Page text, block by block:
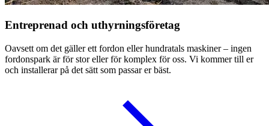
Entreprenad och uthyrningsföretag
Oavsett om det gäller ett fordon eller hundratals maskiner – ingen
fordonspark är för stor eller för komplex för oss. Vi kommer till er
och installerar på det sätt som passar er bäst.